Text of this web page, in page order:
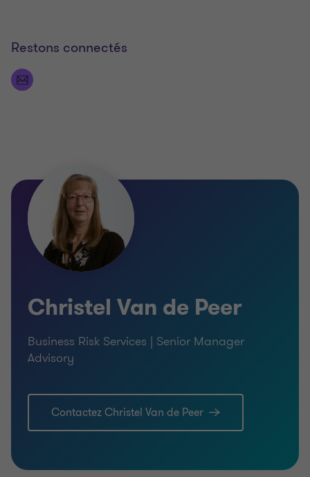
Restons connectés
Christel Van de Peer
Business Risk Services | Senior Manager
Advisory
Contactez Christel Van de Peer